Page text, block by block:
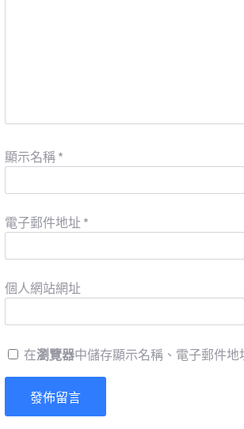
顯示名稱 *
電子郵件地址 *
個人網站網址
在瀏覽器中儲存顯示名稱、電子郵件